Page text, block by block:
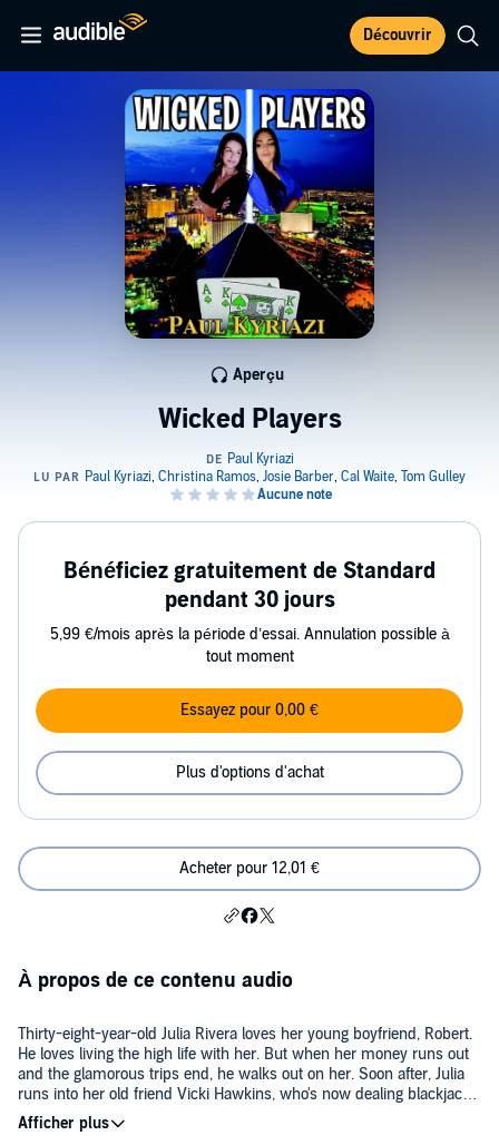
Découvrir
Wicked Players
Aperçu
Bénéficiez gratuitement de Standard
pendant 30 jours
5,99 €/mois après la période d’essai. Annulation possible à
tout moment
Essayez pour 0,00 €
Plus d'options d'achat
Acheter pour 12,01 €
À propos de ce contenu audio
Thirty-eight-year-old Julia Rivera loves her young boyfriend, Robert.
He loves living the high life with her. But when her money runs out
and the glamorous trips end, he walks out on her. Soon after, Julia
runs into her old friend Vicki Hawkins, who's now dealing blackjack
in Las Vegas. Vicki also needs money and has a plan to scam a
casino, so she invites Julia to go partners with her. The two women